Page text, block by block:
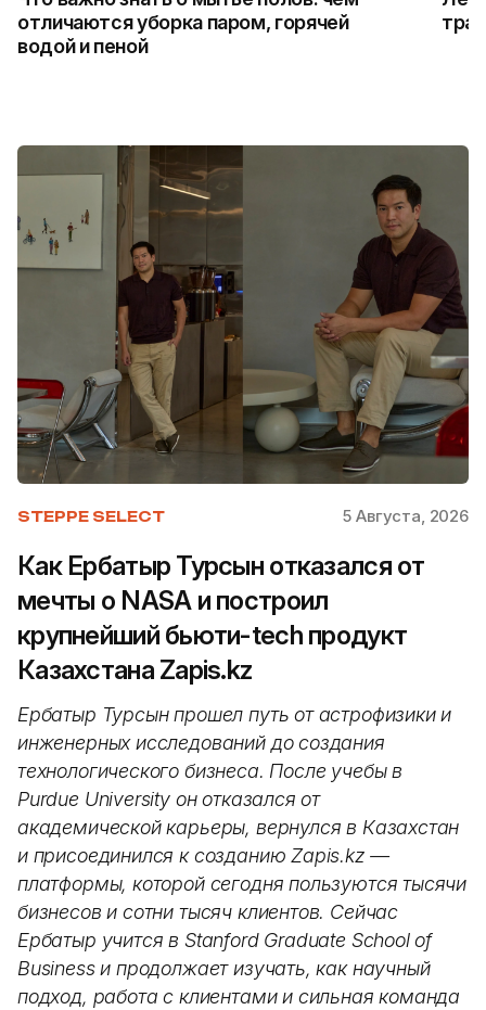
отличаются уборка паром, горячей
водой и пеной
STEPPE SELECT 5 Августа, 2026
Как Ербатыр Турсын отказался от
мечты о NASA и построил
крупнейший бьюти-tech продукт
Казахстана Zapis.kz
Ербатыр Турсын прошел путь от астрофизики и
инженерных исследований до создания
технологического бизнеса. После учебы в
Purdue University он отказался от
академической карьеры, вернулся в Казахстан
и присоединился к созданию Zapis.kz —
платформы, которой сегодня пользуются тысячи
бизнесов и сотни тысяч клиентов. Сейчас
Ербатыр учится в Stanford Graduate School of
Business и продолжает изучать, как научный
подход, работа с клиентами и сильная команда